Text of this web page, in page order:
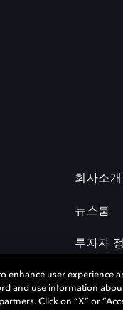
회사소개
뉴스룸
투자자
enhance user experience
and use information
Click on “X” or